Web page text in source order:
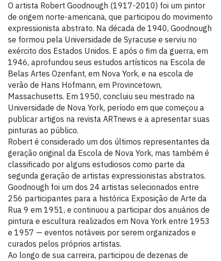
O artista Robert Goodnough (1917-2010) foi um pintor
de origem norte-americana, que participou do movimento
expressionista abstrato. Na década de 1940, Goodnough
se formou pela Universidade de Syracuse e serviu no
exército dos Estados Unidos. E após o fim da guerra, em
1946, aprofundou seus estudos artísticos na Escola de
Belas Artes Ozenfant, em Nova York, e na escola de
verão de Hans Hofmann, em Provincetown,
Massachusetts. Em 1950, concluiu seu mestrado na
Universidade de Nova York, período em que começou a
publicar artigos na revista ARTnews e a apresentar suas
pinturas ao público.
Robert é considerado um dos últimos representantes da
geração original da Escola de Nova York, mas também é
classificado por alguns estudiosos como parte da
segunda geração de artistas expressionistas abstratos.
Goodnough foi um dos 24 artistas selecionados entre
256 participantes para a histórica Exposição de Arte da
Rua 9 em 1951, e continuou a participar dos anuários de
pintura e escultura realizados em Nova York entre 1953
e 1957 — eventos notáveis por serem organizados e
curados pelos próprios artistas.
Ao longo de sua carreira, participou de dezenas de